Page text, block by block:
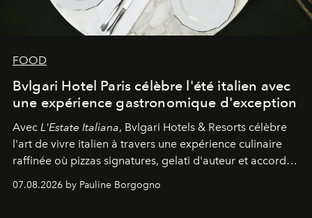
FOOD
Bvlgari Hotel Paris célèbre l'été italien avec
une expérience gastronomique d'exception
Avec L'Estate Italiana, Bvlgari Hotels & Resorts célèbre
l'art de vivre italien à travers une expérience culinaire
raffinée où pizzas signatures, gelati d'auteur et accords
d'exception composent un véritable voyage sensoriel.
07.08.2026 by Pauline Borgogno